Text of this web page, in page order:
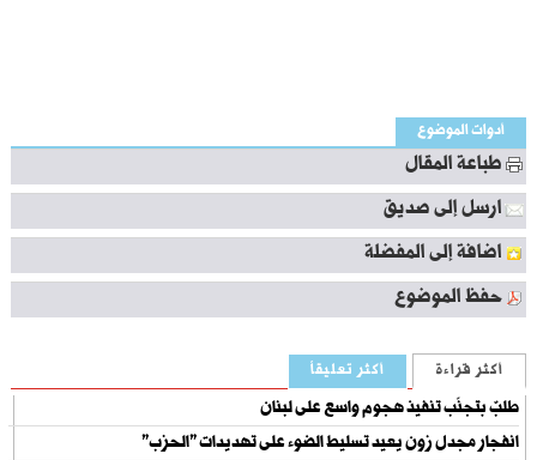
أدوات الموضوع
طباعة المقال
ارسل إلى صديق
اضافة إلى المفضلة
حفظ الموضوع
أكثر قراءة أكثر تعليقاً
طلبٌ بتجنّب تنفيذ هجوم واسع على لبنان
انفجار مجدل زون يعيد تسليط الضوء على تهديدات "الحزب"